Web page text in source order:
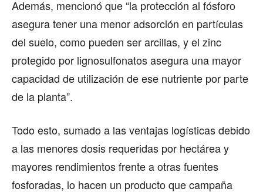
Además, mencionó que “la protección al fósforo
asegura tener una menor adsorción en partículas
del suelo, como pueden ser arcillas, y el zinc
protegido por lignosulfonatos asegura una mayor
capacidad de utilización de ese nutriente por parte
de la planta”.
Todo esto, sumado a las ventajas logísticas debido
a las menores dosis requeridas por hectárea y
mayores rendimientos frente a otras fuentes
fosforadas, lo hacen un producto que campaña